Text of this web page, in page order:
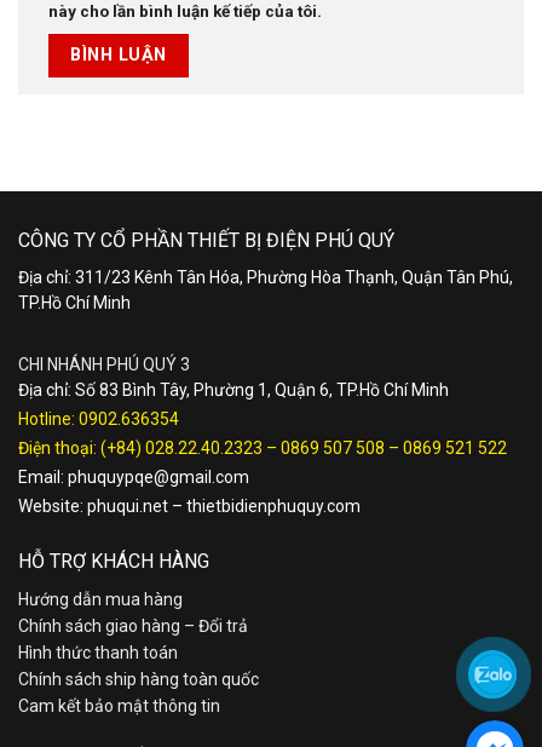
này cho lần bình luận kế tiếp của tôi.
CÔNG TY CỔ PHẦN THIẾT BỊ ĐIỆN PHÚ QUÝ
Địa chỉ: 311/23 Kênh Tân Hóa, Phường Hòa Thạnh, Quận Tân Phú,
TP.Hồ Chí Minh
CHI NHÁNH PHÚ QUÝ 3
Địa chỉ: Số 83 Bình Tây, Phường 1, Quận 6, TP.Hồ Chí Minh
Hotline: 0902.636354
Điện thoại: (+84) 028.22.40.2323 – 0869 507 508 – 0869 521 522
Email: phuquypqe@gmail.com
Website: phuqui.net – thietbidienphuquy.com
HỖ TRỢ KHÁCH HÀNG
Hướng dẫn mua hàng
Chính sách giao hàng – Đổi trả
Hình thức thanh toán
Chính sách ship hàng toàn quốc
Cam kết bảo mật thông tin